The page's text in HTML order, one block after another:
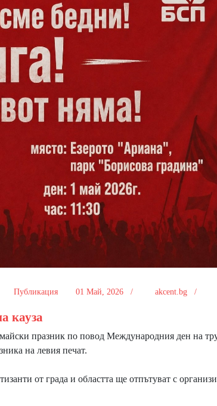
Публикация 01 Май, 2026 / akcent.bg /
кауза
празник по повод Международния ден на
на левия печат.
от града и областта ще отпътуват с